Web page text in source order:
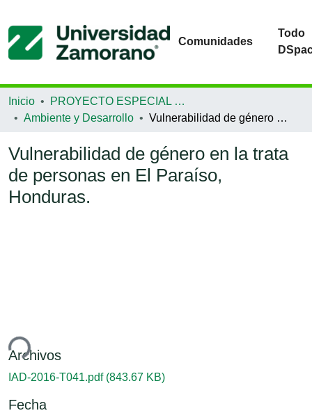
Comunidades
Todo
Inicio
PROYECTO ESPECIAL DE GRADUACIÓN
Ambiente y Desarrollo
Vulnerabilidad de género en la trata de personas en El Paraíso, Honduras.
Vulnerabilidad de género en la trata
de personas en El Paraíso,
Honduras.
Archivos
IAD-2016-T041.pdf (843.67 KB)
Fecha